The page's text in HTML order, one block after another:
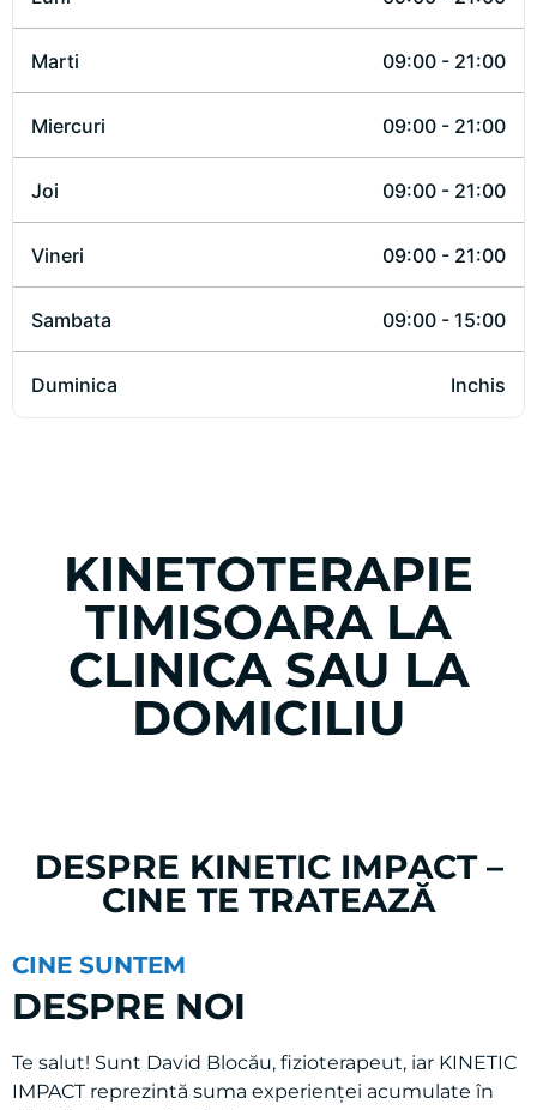
Luni 09:00 - 21:00
Marti 09:00 - 21:00
Miercuri 09:00 - 21:00
Joi 09:00 - 21:00
Vineri 09:00 - 21:00
Sambata 09:00 - 15:00
KINETOTERAPIE
TIMISOARA LA
CLINICA SAU LA
DOMICILIU
DESPRE KINETIC IMPACT –
CINE SUNTEM
Te salut! Sunt David Blocău, fizioterapeut, iar KINETIC